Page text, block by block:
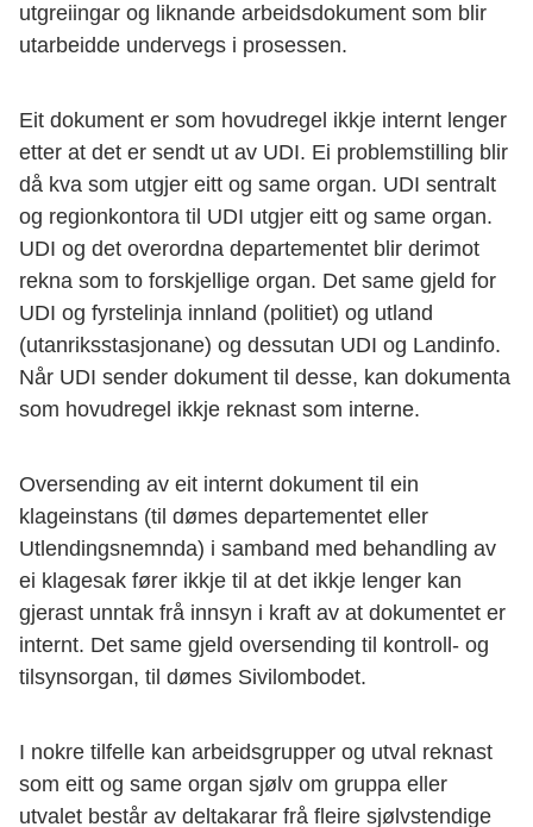
utgreiingar og liknande arbeidsdokument som blir
utarbeidde undervegs i prosessen.
Eit dokument er som hovudregel ikkje internt lenger
etter at det er sendt ut av UDI. Ei problemstilling blir
då kva som utgjer eitt og same organ. UDI sentralt
og regionkontora til UDI utgjer eitt og same organ.
UDI og det overordna departementet blir derimot
rekna som to forskjellige organ. Det same gjeld for
UDI og fyrstelinja innland (politiet) og utland
(utanriksstasjonane) og dessutan UDI og Landinfo.
Når UDI sender dokument til desse, kan dokumenta
som hovudregel ikkje reknast som interne.
Oversending av eit internt dokument til ein
klageinstans (til dømes departementet eller
Utlendingsnemnda) i samband med behandling av
ei klagesak fører ikkje til at det ikkje lenger kan
gjerast unntak frå innsyn i kraft av at dokumentet er
internt. Det same gjeld oversending til kontroll- og
tilsynsorgan, til dømes Sivilombodet.
I nokre tilfelle kan arbeidsgrupper og utval reknast
som eitt og same organ sjølv om gruppa eller
utvalet består av deltakarar frå fleire sjølvstendige